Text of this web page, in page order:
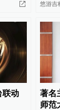
悠游吉
联动
著名
师范